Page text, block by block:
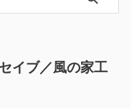
イブ／風の家工